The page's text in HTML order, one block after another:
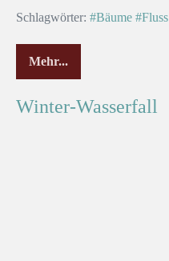
Schlagwörter: #Bäume #Fluss
Mehr...
Winter-Wasserfall